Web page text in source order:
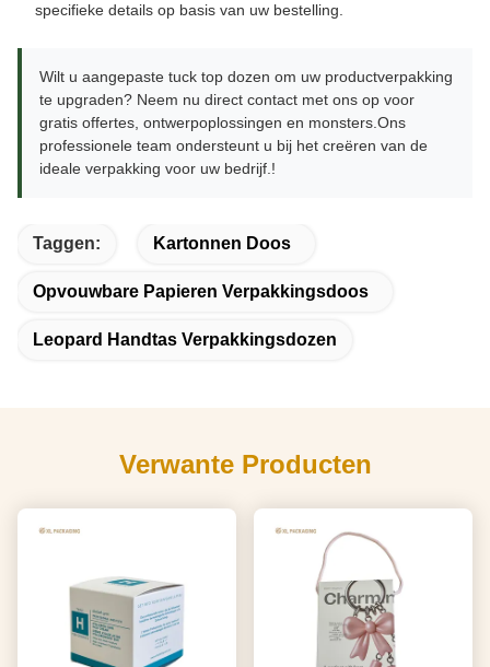
specifieke details op basis van uw bestelling.
Wilt u aangepaste tuck top dozen om uw productverpakking
te upgraden? Neem nu direct contact met ons op voor
gratis offertes, ontwerpoplossingen en monsters.Ons
professionele team ondersteunt u bij het creëren van de
ideale verpakking voor uw bedrijf.!
Taggen: Kartonnen Doos
Opvouwbare Papieren Verpakkingsdoos
Leopard Handtas Verpakkingsdozen
Verwante Producten